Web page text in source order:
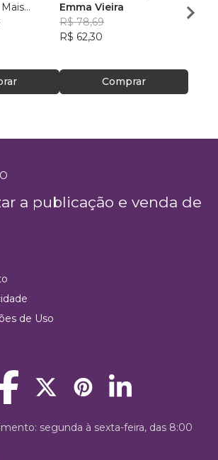
Emma Vieira
R$ 78,69
R$ 62,30
Comprar
a publicação e venda de
de Uso
segunda à sexta-feira, das 8:00